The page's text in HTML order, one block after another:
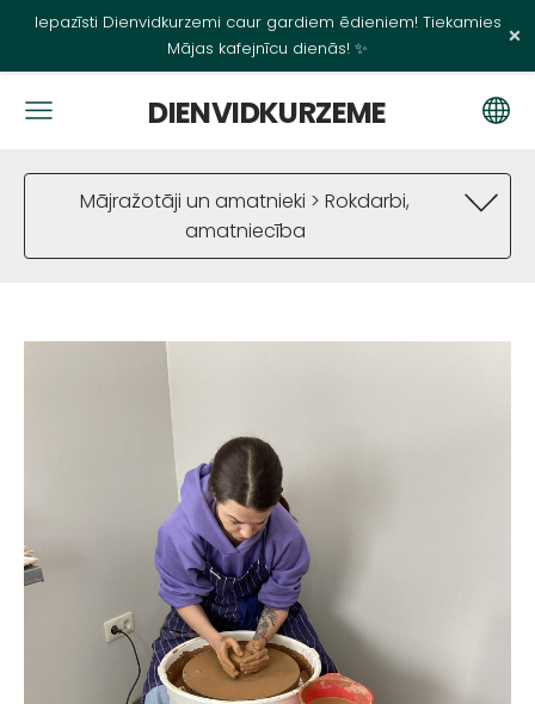
Iepazīsti Dienvidkurzemi caur gardiem ēdieniem! Tiekamies
Mājas kafejnīcu dienās! ✨
×
DIENVIDKURZEME
Mājražotāji un amatnieki > Rokdarbi,
amatniecība